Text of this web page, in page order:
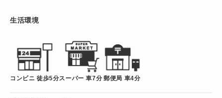
生活環境
コンビニ 徒歩5分スーパー 車7分 郵便局 車4分